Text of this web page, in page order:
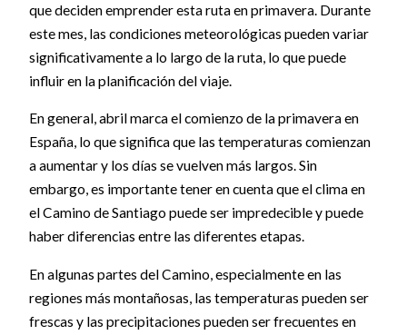
que deciden emprender esta ruta en primavera. Durante
este mes, las condiciones meteorológicas pueden variar
significativamente a lo largo de la ruta, lo que puede
influir en la planificación del viaje.
En general, abril marca el comienzo de la primavera en
España, lo que significa que las temperaturas comienzan
a aumentar y los días se vuelven más largos. Sin
embargo, es importante tener en cuenta que el clima en
el Camino de Santiago puede ser impredecible y puede
haber diferencias entre las diferentes etapas.
En algunas partes del Camino, especialmente en las
regiones más montañosas, las temperaturas pueden ser
frescas y las precipitaciones pueden ser frecuentes en